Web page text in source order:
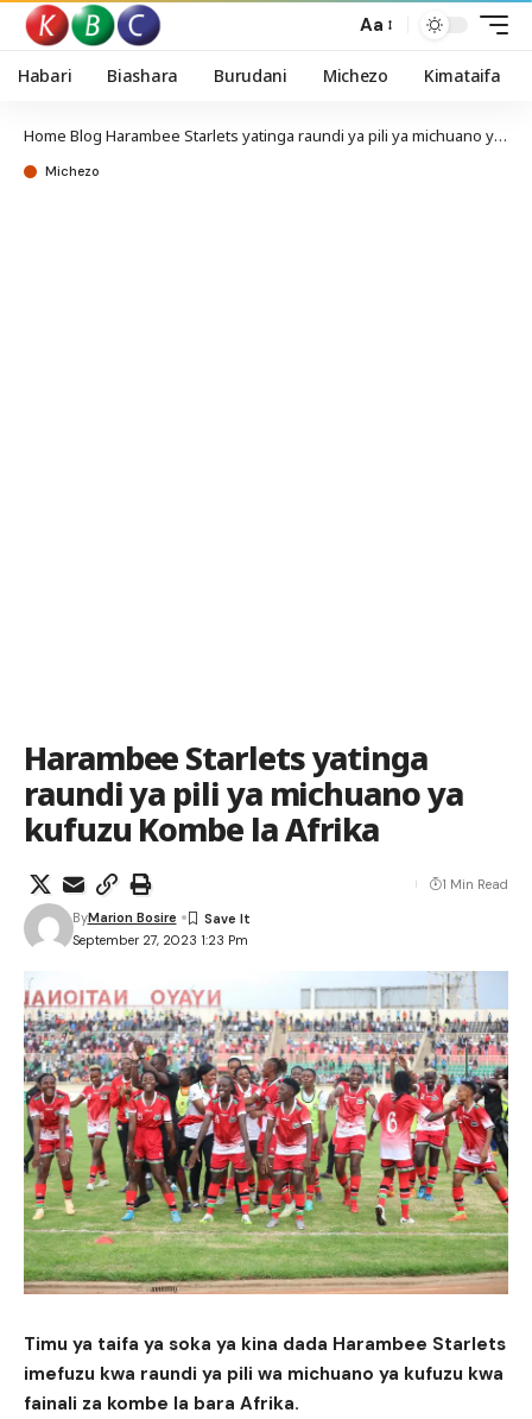
Aa
Habari Biashara Burudani Michezo Kimataifa
Home Blog Harambee Starlets yatinga raundi ya pili ya michuano ya kufuzu Kombe la Afrika
Michezo
Harambee Starlets yatinga
raundi ya pili ya michuano ya
kufuzu Kombe la Afrika
September 27, 2023 1:23 Pm
ByMarion Bosire
1 Min Read
Timu ya taifa ya soka ya kina dada Harambee Starlets
imefuzu kwa raundi ya pili wa michuano ya kufuzu kwa
fainali za kombe la bara Afrika.